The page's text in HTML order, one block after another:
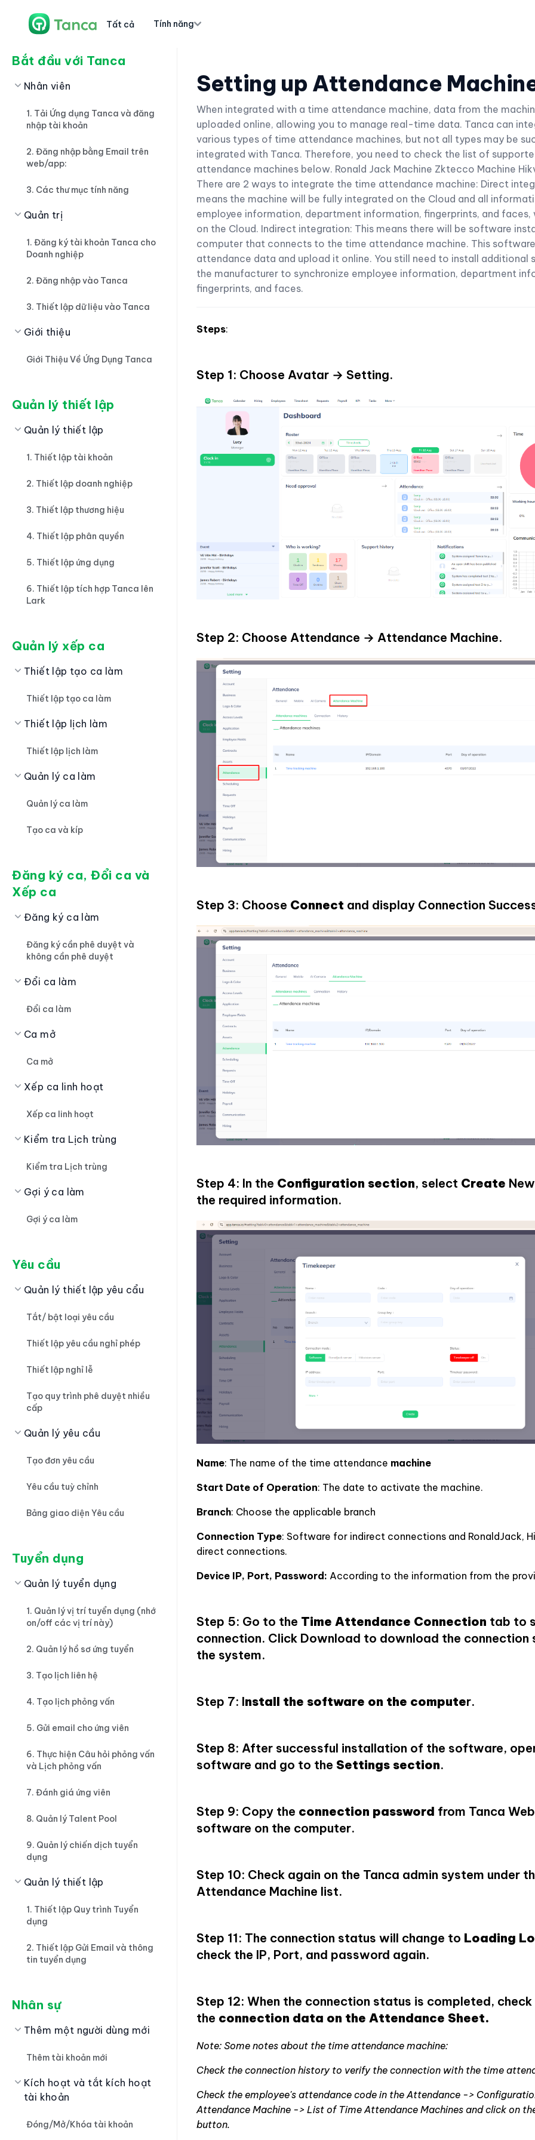
Tất cả Tính năng
Bắt đầu với Tanca
Nhân viên
1. Tải Ứng dụng Tanca và đăng
nhập tài khoản
2. Đăng nhập bằng Email trên
web/app:
3. Các thư mục tính năng
Quản trị
1. Đăng ký tài khoản Tanca cho
Doanh nghiệp
2. Đăng nhập vào Tanca
3. Thiết lập dữ liệu vào Tanca
Giới thiệu
Giới Thiệu Về Ứng Dụng Tanca
Quản lý thiết lập
Quản lý thiết lập
1. Thiết lập tài khoản
2. Thiết lập doanh nghiệp
3. Thiết lập thương hiệu
4. Thiết lập phân quyền
5. Thiết lập ứng dụng
6. Thiết lập tích hợp Tanca lên
Lark
Quản lý xếp ca
Thiết lập tạo ca làm
Thiết lập tạo ca làm
Thiết lập lịch làm
Thiết lập lịch làm
Quản lý ca làm
Quản lý ca làm
Tạo ca và kíp
Đăng ký ca, Đổi ca và
Xếp ca
Đăng ký ca làm
Đăng ký cần phê duyệt và
không cần phê duyệt
Đổi ca làm
Đổi ca làm
Ca mở
Ca mở
Xếp ca linh hoạt
Xếp ca linh hoạt
Kiểm tra Lịch trùng
Kiểm tra Lịch trùng
Gợi ý ca làm
Gợi ý ca làm
Yêu cầu
Quản lý thiết lập yêu cẩu
Tắt/ bật loại yêu cầu
Thiết lập yêu cầu nghỉ phép
Thiết lập nghỉ lễ
Tạo quy trình phê duyệt nhiều
cấp
Quản lý yêu cầu
Tạo đơn yêu cầu
Yêu cầu tuỳ chỉnh
Bảng giao diện Yêu cầu
Tuyển dụng
Quản lý tuyển dụng
1. Quản lý vị trí tuyển dụng (nhớ
on/off các vị trí này)
2. Quản lý hồ sơ ứng tuyển
3. Tạo lịch liên hệ
4. Tạo lịch phỏng vấn
5. Gửi email cho ứng viên
6. Thực hiện Câu hỏi phỏng vấn
và Lịch phỏng vấn
7. Đánh giá ứng viên
8. Quản lý Talent Pool
9. Quản lý chiến dịch tuyển
dụng
Quản lý thiết lập
1. Thiết lập Quy trình Tuyển
dụng
2. Thiết lập Gửi Email và thông
tin tuyển dụng
Nhân sự
Thêm một người dùng mới
Thêm tài khoản mới
Kích hoạt và tắt kích hoạt
tài khoản
Đóng/Mở/Khóa tài khoản
Setting up Attendance
When integrated with a time attendance machine, data from the
uploaded online, allowing you to manage real-time data. Tanca can
various types of time attendance machines, but not all types may be
integrated with Tanca. Therefore, you need to check the list of
attendance machines below. Ronald Jack Machine Zktecco Machine
There are 2 ways to integrate the time attendance machine: Direct
means the machine will be fully integrated on the Cloud and all
employee information, department information, fingerprints, and faces,
on the Cloud. Indirect integration: This means there will be software
computer that connects to the time attendance machine. This
attendance data and upload it online. You still need to install additional
the manufacturer to synchronize employee information, department
fingerprints, and faces.
Steps:
Step 1: Choose Avatar → Setting.
Step 2: Choose Attendance → Attendance Machine.
Step 3: Choose Connect and display Connection
Step 4: In the Configuration section, select Create
the required information.
Name: The name of the time attendance machine
Start Date of Operation: The date to activate the machine.
Branch: Choose the applicable branch
Connection Type: Software for indirect connections and RonaldJack,
direct connections.
Device IP, Port, Password: According to the information from the
Step 5: Go to the Time Attendance Connection tab to
connection. Click Download to download the
the system.
Step 7: Install the software on the computer.
Step 8: After successful installation of the software,
software and go to the Settings section.
Step 9: Copy the connection password from Tanca
software on the computer.
Step 10: Check again on the Tanca admin system under
Attendance Machine list.
Step 11: The connection status will change to Loading
check the IP, Port, and password again.
Step 12: When the connection status is completed, check
the connection data on the Attendance Sheet.
Note: Some notes about the time attendance machine:
Check the connection history to verify the connection with the time
Check the employee's attendance code in the Attendance ->
Attendance Machine -> List of Time Attendance Machines and click on
button.